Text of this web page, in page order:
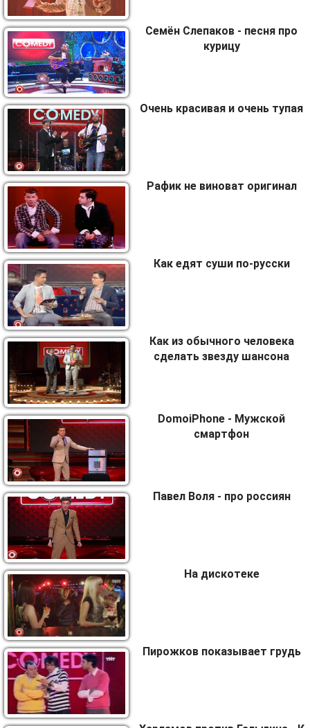
Семён Слепаков - песня про
курицу
Очень красивая и очень тупая
Рафик не виноват оригинал
Как едят суши по-русски
Как из обычного человека
сделать звезду шансона
DomoiPhone - Мужской
смартфон
Павел Воля - про россиян
На дискотеке
Пирожков показывает грудь